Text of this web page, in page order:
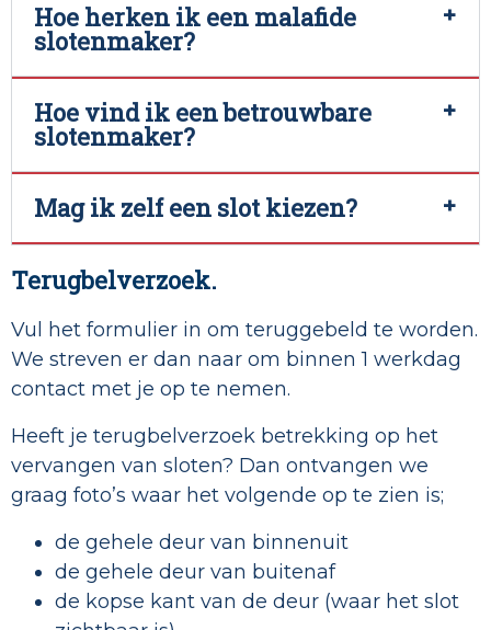
Hoe herken ik een malafide
slotenmaker?
Hoe vind ik een betrouwbare
slotenmaker?
Mag ik zelf een slot kiezen?
Terugbelverzoek.
Vul het formulier in om teruggebeld te worden.
We streven er dan naar om binnen 1 werkdag
contact met je op te nemen.
Heeft je terugbelverzoek betrekking op het
vervangen van sloten? Dan ontvangen we
graag foto’s waar het volgende op te zien is;
de gehele deur van binnenuit
de gehele deur van buitenaf
de kopse kant van de deur (waar het slot